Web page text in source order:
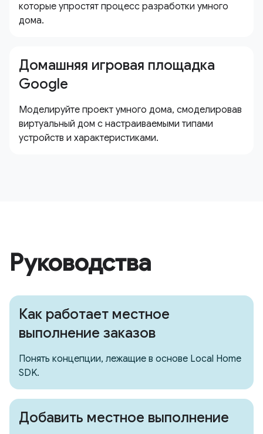
которые упростят процесс разработки умного
дома.
Домашняя игровая площадка
Google
Моделируйте проект умного дома, смоделировав
виртуальный дом с настраиваемыми типами
устройств и характеристиками.
Руководства
Как работает местное
выполнение заказов
Понять концепции, лежащие в основе Local Home
SDK.
Добавить местное выполнение